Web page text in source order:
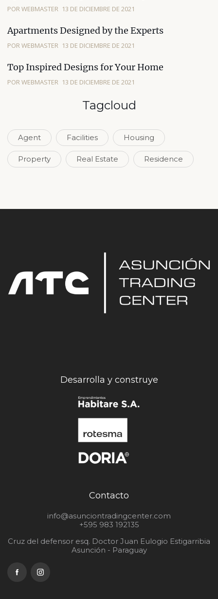
POR WEBMASTER 13 DE DICIEMBRE DE 2021
Apartments Designed by the Experts
POR WEBMASTER 13 DE DICIEMBRE DE 2021
Top Inspired Designs for Your Home
POR WEBMASTER 13 DE DICIEMBRE DE 2021
Tagcloud
Agent Facilities Housing
Property Real Estate Residence
Desarrolla y construye
Contacto
info@asunciontradingcenter.com
+595 983 192135
Cruz del defensor esq. Doctor Juan Eulogio Estigarribia
Asunción - Paraguay